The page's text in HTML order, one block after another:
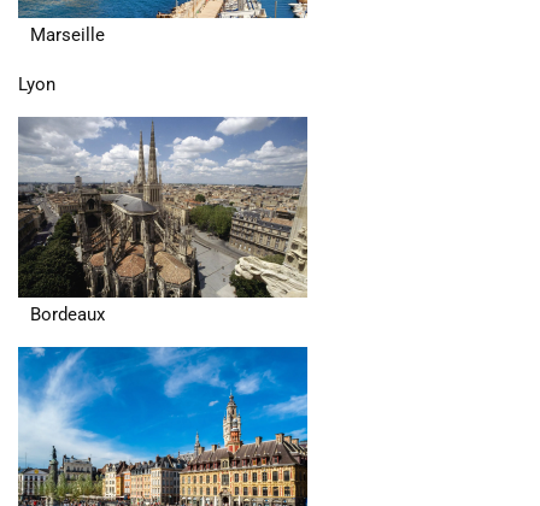
Marseille
Lyon
Bordeaux